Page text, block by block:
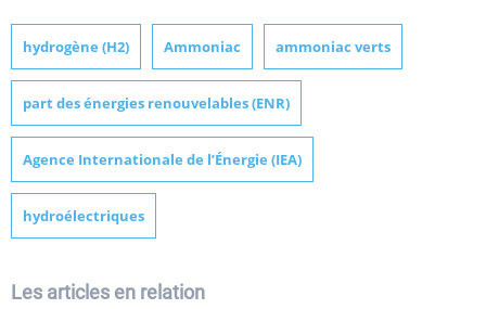
hydrogène (H2) Ammoniac ammoniac verts
part des énergies renouvelables (ENR)
Agence Internationale de l’Énergie (IEA)
hydroélectriques
Les articles en relation